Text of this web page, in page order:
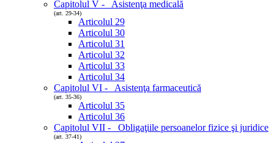
Capitolul V - Asistenţa medicală
(art. 29-34)
Articolul 29
Articolul 30
Articolul 31
Articolul 32
Articolul 33
Articolul 34
Capitolul VI - Asistenţa farmaceutică
(art. 35-36)
Articolul 35
Articolul 36
Capitolul VII - Obligaţiile persoanelor fizice şi juridice
(art. 37-41)